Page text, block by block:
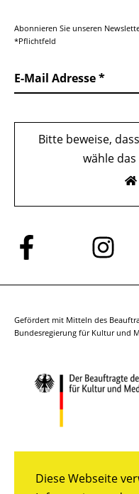
Diese Webseite
Abonnieren Sie unseren
*Pflichtfeld
E-Mail Adresse
Bitte beweise,
wähle
Folge
uns
auf
Folge
uns
auf
Gefördert mit Mitteln des
Bundesregierung für Kultur und